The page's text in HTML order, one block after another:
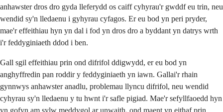
anhawster dros dro gyda lleferydd os caiff cyhyrau'r gwddf eu trin, neu
wendid sy'n lledaenu i gyhyrau cyfagos. Er eu bod yn peri pryder,
mae'r effeithiau hyn yn dal i fod yn dros dro a byddant yn datrys wrth
i'r feddyginiaeth ddod i ben.
Gall sgil effeithiau prin ond difrifol ddigwydd, er eu bod yn
anghyffredin pan roddir y feddyginiaeth yn iawn. Gallai'r rhain
gynnwys anhawster anadlu, problemau llyncu difrifol, neu wendid
cyhyrau sy'n lledaenu y tu hwnt i'r safle pigiad. Mae'r sefyllfaoedd hyn